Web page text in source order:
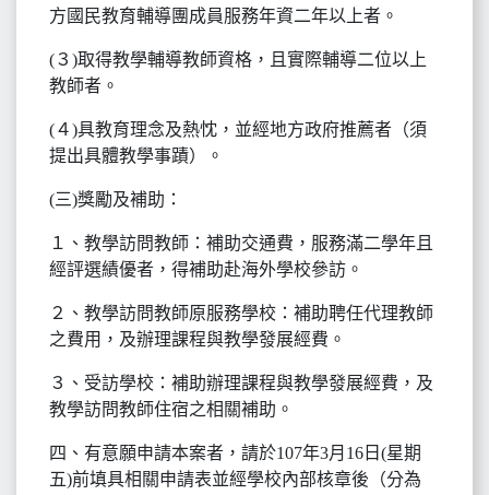
方國民教育輔導團成員服務年資二年以上者。
(３)取得教學輔導教師資格，且實際輔導二位以上
教師者。
(４)具教育理念及熱忱，並經地方政府推薦者（須
提出具體教學事蹟）。
(三)獎勵及補助：
１、教學訪問教師：補助交通費，服務滿二學年且
經評選績優者，得補助赴海外學校參訪。
２、教學訪問教師原服務學校：補助聘任代理教師
之費用，及辦理課程與教學發展經費。
３、受訪學校：補助辦理課程與教學發展經費，及
教學訪問教師住宿之相關補助。
四、有意願申請本案者，請於107年3月16日(星期
五)前填具相關申請表並經學校內部核章後（分為